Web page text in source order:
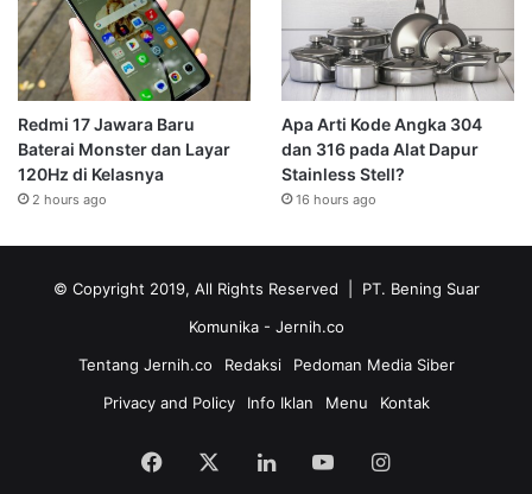
Redmi 17 Jawara Baru
Baterai Monster dan Layar
120Hz di Kelasnya
2 hours ago
Apa Arti Kode Angka 304
dan 316 pada Alat Dapur
Stainless Stell?
16 hours ago
© Copyright 2019, All Rights Reserved | PT. Bening Suar
Komunika - Jernih.co
Tentang Jernih.co
Redaksi
Pedoman Media Siber
Privacy and Policy
Info Iklan Menu Kontak
Facebook LinkedInYouTubeInstagram